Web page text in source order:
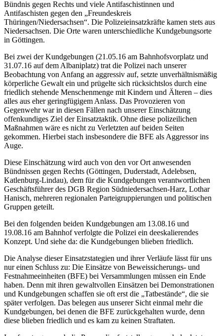
Bündnis gegen Rechts und viele Antifaschistinnen und
Antifaschisten gegen den „Freundeskreis
Thüringen/Niedersachsen“. Die Polizeieinsatzkräfte kamen stets aus
Niedersachsen. Die Orte waren unterschiedliche Kundgebungsorte
in Göttingen.
Bei zwei der Kundgebungen (21.05.16 am Bahnhofsvorplatz und
31.07.16 auf dem Albaniplatz) trat die Polizei nach unserer
Beobachtung von Anfang an aggressiv auf, setzte unverhältnismäßig
körperliche Gewalt ein und prügelte sich rücksichtslos durch eine
friedlich stehende Menschenmenge mit Kindern und Älteren – dies
alles aus eher geringfügigem Anlass. Das Provozieren von
Gegenwehr war in diesen Fällen nach unserer Einschätzung
offenkundiges Ziel der Einsatztaktik. Ohne diese polizeilichen
Maßnahmen wäre es nicht zu Verletzten auf beiden Seiten
gekommen. Hierbei stach insbesondere die BFE als Aggressor ins
Auge.
Diese Einschätzung wird auch von den vor Ort anwesenden
Bündnissen gegen Rechts (Göttingen, Duderstadt, Adelebsen,
Katlenburg-Lindau), dem für die Kundgebungen verantwortlichen
Geschäftsführer des DGB Region Südniedersachsen-Harz, Lothar
Hanisch, mehreren regionalen Parteigruppierungen und politischen
Gruppen geteilt.
Bei den folgenden beiden Kundgebungen am 13.08.16 und
19.08.16 am Bahnhof verfolgte die Polizei ein deeskalierendes
Konzept. Und siehe da: die Kundgebungen blieben friedlich.
Die Analyse dieser Einsatzstategien und ihrer Verläufe lässt für uns
nur einen Schluss zu: Die Einsätze von Beweissicherungs- und
Festnahmeeinheiten (BFE) bei Versammlungen müssen ein Ende
haben. Denn mit ihren gewaltvollen Einsätzen bei Demonstrationen
und Kundgebungen schaffen sie oft erst die „Tatbestände“, die sie
später verfolgen. Das belegen aus unserer Sicht einmal mehr die
Kundgebungen, bei denen die BFE zurückgehalten wurde, denn
diese blieben friedlich und es kam zu keinen Straftaten.